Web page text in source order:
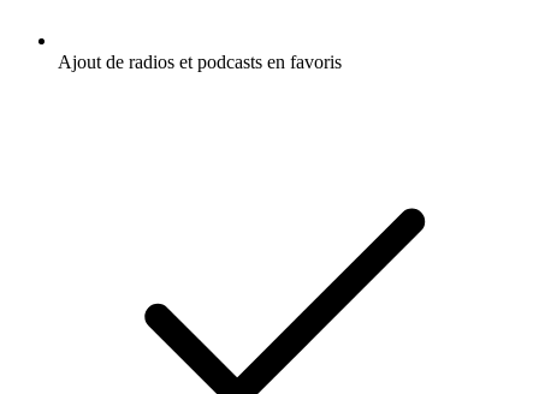
Ajout de radios et podcasts en favoris